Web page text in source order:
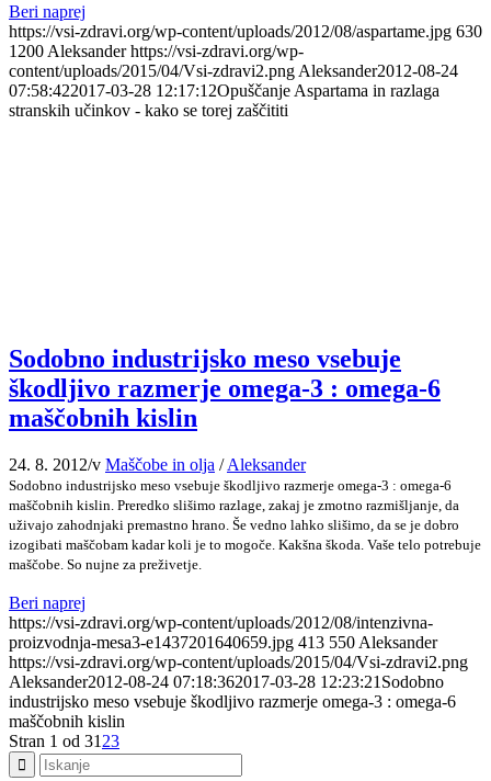
Beri naprej
https://vsi-zdravi.org/wp-content/uploads/2012/08/aspartame.jpg 630
1200 Aleksander https://vsi-zdravi.org/wp-
content/uploads/2015/04/Vsi-zdravi2.png Aleksander2012-08-24
07:58:422017-03-28 12:17:12Opuščanje Aspartama in razlaga
stranskih učinkov - kako se torej zaščititi
Sodobno industrijsko meso vsebuje
škodljivo razmerje omega-3 : omega-6
maščobnih kislin
24. 8. 2012/v Maščobe in olja / Aleksander
Sodobno industrijsko meso vsebuje škodljivo razmerje omega-3 : omega-6
maščobnih kislin. Preredko slišimo razlage, zakaj je zmotno razmišljanje, da
uživajo zahodnjaki premastno hrano. Še vedno lahko slišimo, da se je dobro
izogibati maščobam kadar koli je to mogoče. Kakšna škoda. Vaše telo potrebuje
maščobe. So nujne za preživetje.
Beri naprej
https://vsi-zdravi.org/wp-content/uploads/2012/08/intenzivna-
proizvodnja-mesa3-e1437201640659.jpg 413 550 Aleksander
https://vsi-zdravi.org/wp-content/uploads/2015/04/Vsi-zdravi2.png
Aleksander2012-08-24 07:18:362017-03-28 12:23:21 Sodobno
industrijsko meso vsebuje škodljivo razmerje omega-3 : omega-6
maščobnih kislin
Stran 1 od 31 23